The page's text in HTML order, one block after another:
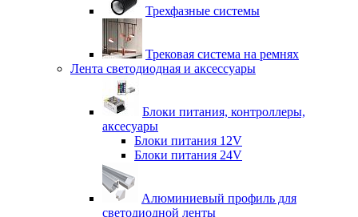
Трехфазные системы
Трековая система на ремнях
Лента светодиодная и аксессуары
Блоки питания, контроллеры,
аксесуары
Блоки питания 12V
Блоки питания 24V
Алюминиевый профиль для
светодиодной ленты